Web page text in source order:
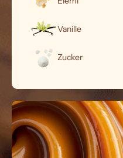
Vanille
Zucker